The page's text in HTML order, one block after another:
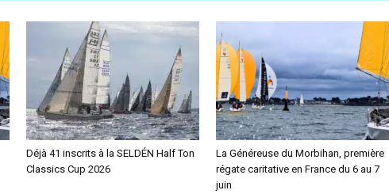
Déjà 41 inscrits à la SELDÉN Half Ton
Classics Cup 2026
La Généreuse du Morbihan, première
régate caritative en France du 6 au 7
juin